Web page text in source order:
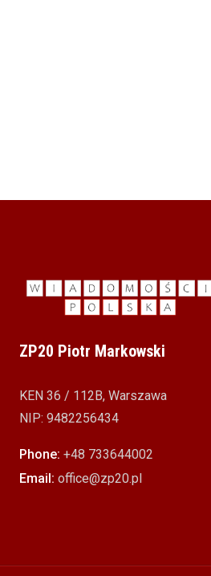
ZP20 Piotr Markowski
KEN 36 / 112B, Warszawa
NIP: 9482256434
Phone: +48 733644002
Email: office@zp20.pl